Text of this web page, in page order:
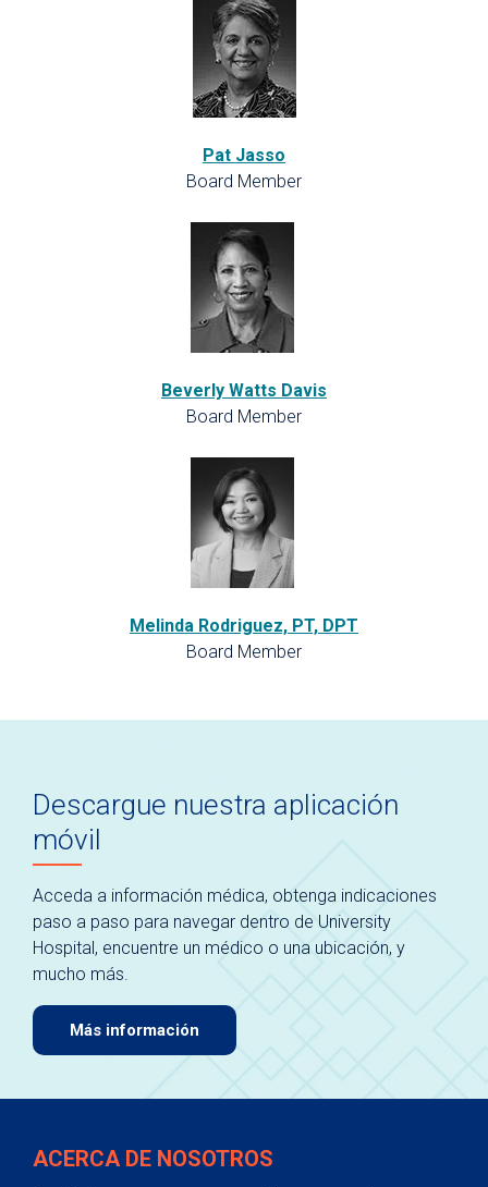
Pat Jasso
Board Member
Beverly Watts Davis
Board Member
Melinda Rodriguez, PT, DPT
Board Member
Descargue nuestra aplicación
móvil
Acceda a información médica, obtenga indicaciones
paso a paso para navegar dentro de University
Hospital, encuentre un médico o una ubicación, y
mucho más.
Más información
ACERCA DE NOSOTROS